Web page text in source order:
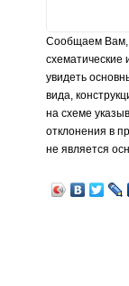
Сообщаем Вам,
увидеть
вида,
на схеме
отклонения в
не является